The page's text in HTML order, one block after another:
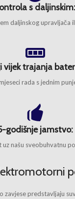
s daljinskim:
daljinskog upravljača
vijek trajanja
rada s jednim
godišnje jamstvo:
uz našu sveobuhvatnu
zavjese predstavljaju